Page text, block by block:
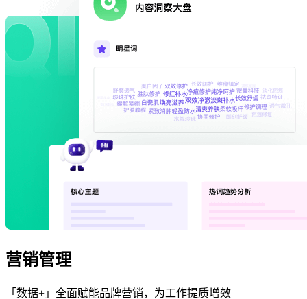
营销管理
「数据+」全面赋能品牌营销，为工作提质增效